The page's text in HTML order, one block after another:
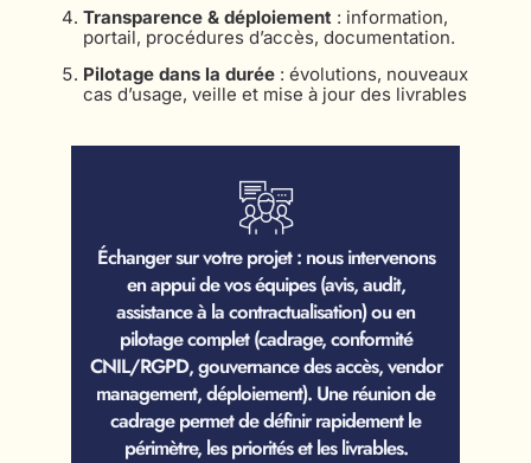
Transparence & déploiement : information,
portail, procédures d’accès, documentation.
Pilotage dans la durée : évolutions, nouveaux
cas d’usage, veille et mise à jour des livrables
Échanger sur votre projet : nous intervenons
en appui de vos équipes (avis, audit,
assistance à la contractualisation) ou en
pilotage complet (cadrage, conformité
CNIL/RGPD, gouvernance des accès, vendor
management, déploiement). Une réunion de
cadrage permet de définir rapidement le
périmètre, les priorités et les livrables.